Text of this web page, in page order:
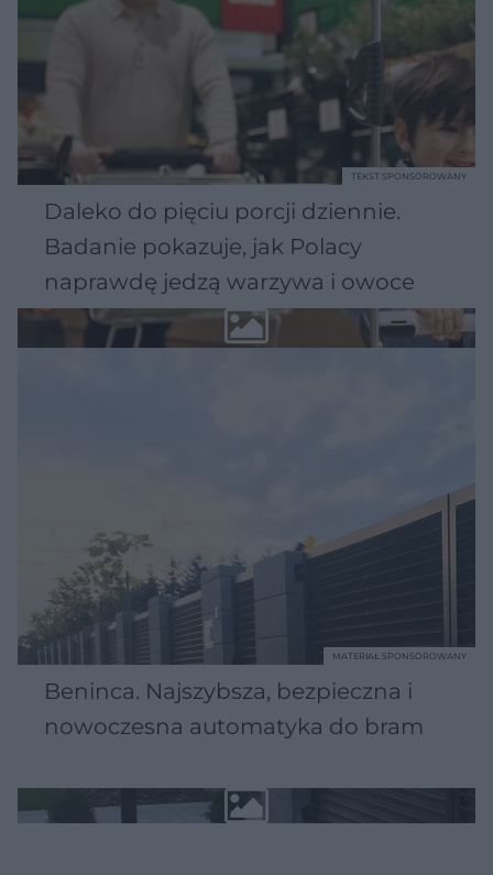
Daleko do pięciu porcji dziennie.
Badanie pokazuje, jak Polacy
naprawdę jedzą warzywa i owoce
TEKST SPONSOROWANY
Beninca. Najszybsza, bezpieczna i
nowoczesna automatyka do bram
MATERIAŁ SPONSOROWANY